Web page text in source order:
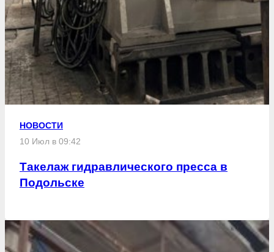
НОВОСТИ
10 Июл в 09:42
Такелаж гидравлического пресса в
Подольске